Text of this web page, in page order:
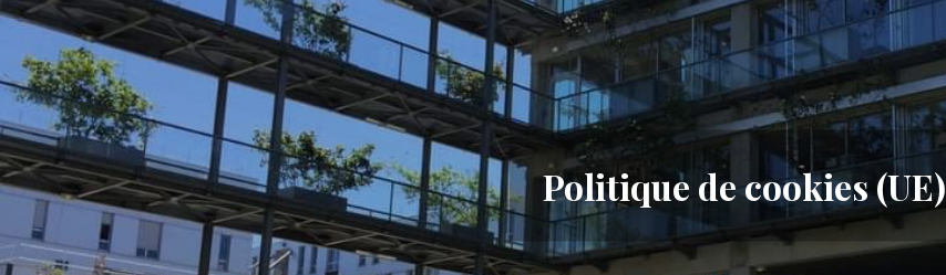
Politique de cookies (UE)